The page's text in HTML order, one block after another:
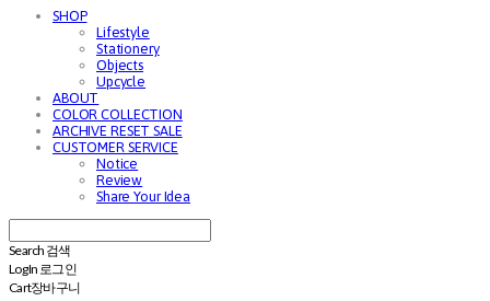
SHOP
Lifestyle
Stationery
Objects
Upcycle
ABOUT
COLOR COLLECTION
ARCHIVE RESET SALE
CUSTOMER SERVICE
Notice
Review
Share Your Idea
Search 검색
Log In 로그인
Cart장바구니